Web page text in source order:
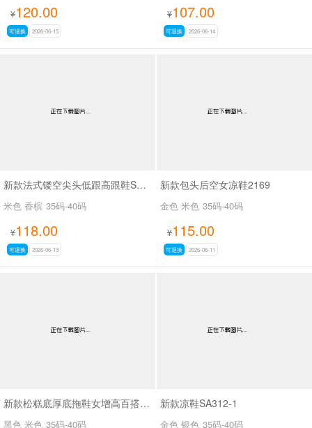
¥120.00
可退换 2026-06-15
¥107.00
可退换 2026-06-14
新款法式镂空尖头低跟高跟鞋SA2519-50
米色 香槟 35码-40码
¥118.00
可退换 2026-06-13
新款包头后空女凉鞋2169
金色 米色 35码-40码
¥115.00
可退换 2026-06-11
新款松糕底厚底拖鞋女增高百搭羊皮质感凉鞋SA5806-1
黑色 米色 35码-40码
新款凉鞋SA312-1
金色 银色 35码-40码